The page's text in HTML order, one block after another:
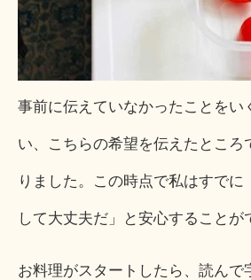
事前に伝えていなかったことをい
い、こちらの希望を伝えたところ
りました。この時点で私はすでに
して大丈夫だ」と安心することが
お料理がスタートしたら、読んで